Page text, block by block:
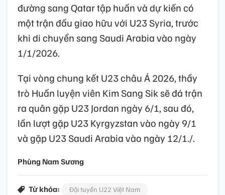
đường sang Qatar tập huấn và dự kiến có
một trận đấu giao hữu với U23 Syria, trước
khi di chuyển sang Saudi Arabia vào ngày
1/1/2026.
Tại vòng chung kết U23 châu Á 2026, thầy
trò Huấn luyện viên Kim Sang Sik sẽ đá trận
ra quân gặp U23 Jordan ngày 6/1, sau đó,
lần lượt gặp U23 Kyrgyzstan vào ngày 9/1
và gặp U23 Saudi Arabia vào ngày 12/1./.
Phùng Nam Sương
Từ khóa:
Đội tuyển U22 Việt Nam